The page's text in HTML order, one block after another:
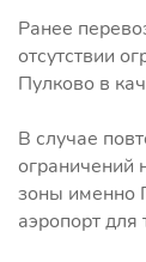
Ранее
отсутствии
Пулково в
В случае
ограничений
зоны именно
аэропорт